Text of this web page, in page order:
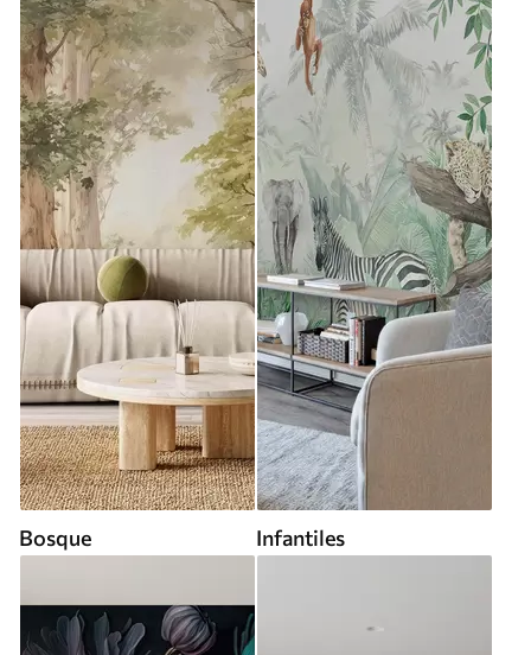
Bosque Infantiles